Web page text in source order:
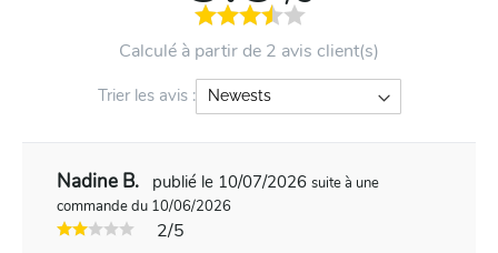
Calculé à partir de 2 avis client(s)
Trier les avis :
Nadine B. publié le 10/07/2026 suite à une
commande du 10/06/2026
2/5